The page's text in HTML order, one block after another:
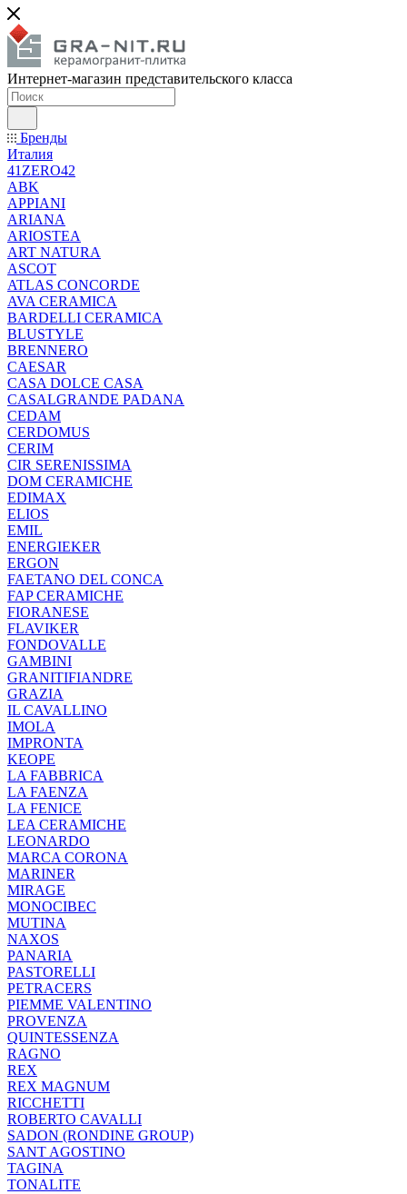
Интернет-магазин представительского класса
Бренды
Италия
41ZERO42
ABK
APPIANI
ARIANA
ARIOSTEA
ART NATURA
ASCOT
ATLAS CONCORDE
AVA CERAMICA
BARDELLI CERAMICA
BLUSTYLE
BRENNERO
CAESAR
CASA DOLCE CASA
CASALGRANDE PADANA
CEDAM
CERDOMUS
CERIM
CIR SERENISSIMA
DOM CERAMICHE
EDIMAX
ELIOS
EMIL
ENERGIEKER
ERGON
FAETANO DEL CONCA
FAP CERAMICHE
FIORANESE
FLAVIKER
FONDOVALLE
GAMBINI
GRANITIFIANDRE
GRAZIA
IL CAVALLINO
IMOLA
IMPRONTA
KEOPE
LA FABBRICA
LA FAENZA
LA FENICE
LEA CERAMICHE
LEONARDO
MARCA CORONA
MARINER
MIRAGE
MONOCIBEC
MUTINA
NAXOS
PANARIA
PASTORELLI
PETRACERS
PIEMME VALENTINO
PROVENZA
QUINTESSENZA
RAGNO
REX
REX MAGNUM
RICCHETTI
ROBERTO CAVALLI
SADON (RONDINE GROUP)
SANT AGOSTINO
TAGINA
TONALITE